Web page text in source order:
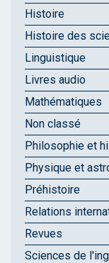
Histoire
Histoire des
Linguistique
Livres audio
Mathématiques
Non classé
Philosophie et
Physique et
Préhistoire
Relations
Revues
Sciences de